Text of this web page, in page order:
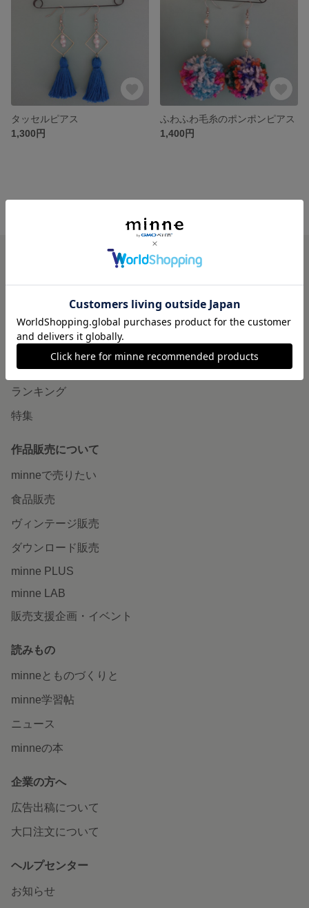
タッセルピアス
1,300円
ふわふわ毛糸のポンポンピアス
1,400円
minneで買いたい
作品をさがす
ショップをさがす
ランキング
特集
作品販売について
minneで売りたい
食品販売
ヴィンテージ販売
ダウンロード販売
minne PLUS
minne LAB
販売支援企画・イベント
読みもの
minneとものづくりと
minne学習帖
ニュース
minneの本
企業の方へ
広告出稿について
大口注文について
ヘルプセンター
お知らせ